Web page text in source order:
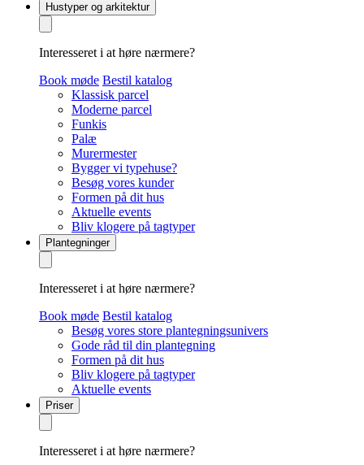
Hustyper og arkitektur
Interesseret i at høre nærmere?
Book møde Bestil katalog
Klassisk parcel
Moderne parcel
Funkis
Palæ
Murermester
Bygger vi typehuse?
Besøg vores kunder
Formen på dit hus
Aktuelle events
Bliv klogere på tagtyper
Plantegninger
Interesseret i at høre nærmere?
Book møde Bestil katalog
Besøg vores store plantegningsunivers
Gode råd til din plantegning
Formen på dit hus
Bliv klogere på tagtyper
Aktuelle events
Priser
Interesseret i at høre nærmere?